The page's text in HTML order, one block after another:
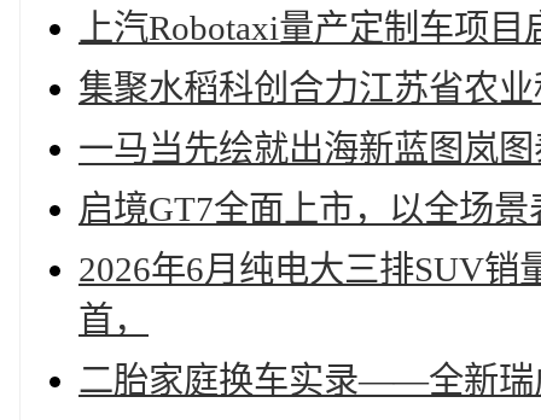
上汽Robotaxi量产定制车项
集聚水稻科创合力江苏省农
一马当先绘就出海新蓝图岚
启境GT7全面上市，以全场
2026年6月纯电大三排SUV销
首，
二胎家庭换车实录——全新瑞